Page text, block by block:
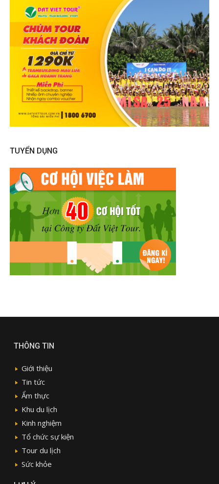
TUYỂN DỤNG
THÔNG TIN
Giới thiệu
Tin tức
Ẩm thực
Khu du lịch
Kinh nghiệm
Tổ chức sự kiện
Tour du lịch
Sức khỏe